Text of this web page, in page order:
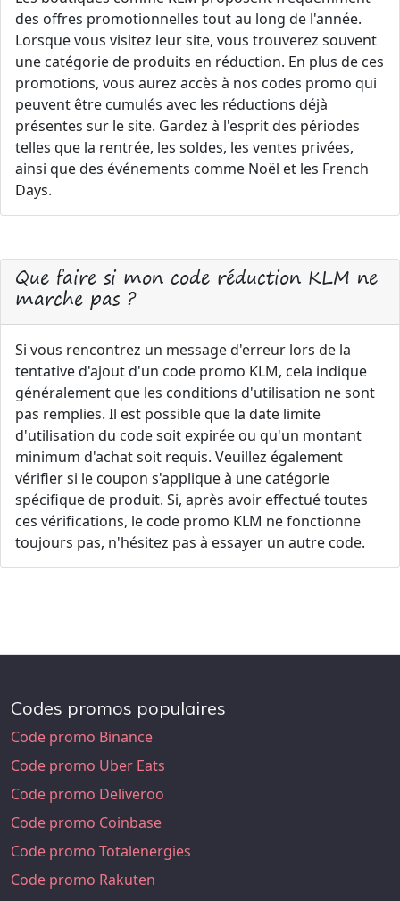
des offres promotionnelles tout au long de l'année.
Lorsque vous visitez leur site, vous trouverez souvent
une catégorie de produits en réduction. En plus de ces
promotions, vous aurez accès à nos codes promo qui
peuvent être cumulés avec les réductions déjà
présentes sur le site. Gardez à l'esprit des périodes
telles que la rentrée, les soldes, les ventes privées,
ainsi que des événements comme Noël et les French
Days.
Que faire si mon code réduction KLM ne
marche pas ?
Si vous rencontrez un message d'erreur lors de la
tentative d'ajout d'un code promo KLM, cela indique
généralement que les conditions d'utilisation ne sont
pas remplies. Il est possible que la date limite
d'utilisation du code soit expirée ou qu'un montant
minimum d'achat soit requis. Veuillez également
vérifier si le coupon s'applique à une catégorie
spécifique de produit. Si, après avoir effectué toutes
ces vérifications, le code promo KLM ne fonctionne
toujours pas, n'hésitez pas à essayer un autre code.
Codes promos populaires
Code promo Binance
Code promo Uber Eats
Code promo Deliveroo
Code promo Coinbase
Code promo Totalenergies
Code promo Rakuten